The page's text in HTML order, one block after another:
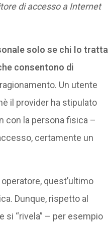
di accesso a Internet
solo se chi lo tratta
consentono di
Un utente
il provider ha stipulato
con la persona fisica –
certamente un
quest’ultimo
Dunque, rispetto al
si “rivela” – per esempio